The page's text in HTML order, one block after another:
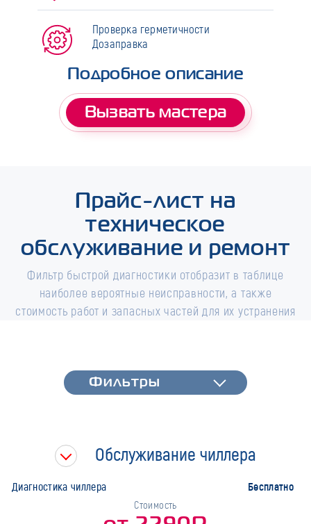
Проверка герметичности
Дозаправка
Подробное описание
Вызвать мастера
Прайс-лист на
техническое
обслуживание и ремонт
Фильтр быстрой диагностики отобразит в таблице
наиболее вероятные неисправности, а также
стоимость работ и запасных частей для их устранения
Фильтры
Марка
Фильтры
Обслуживание чиллера
Диагностика чиллера Бесплатно
Стоимость